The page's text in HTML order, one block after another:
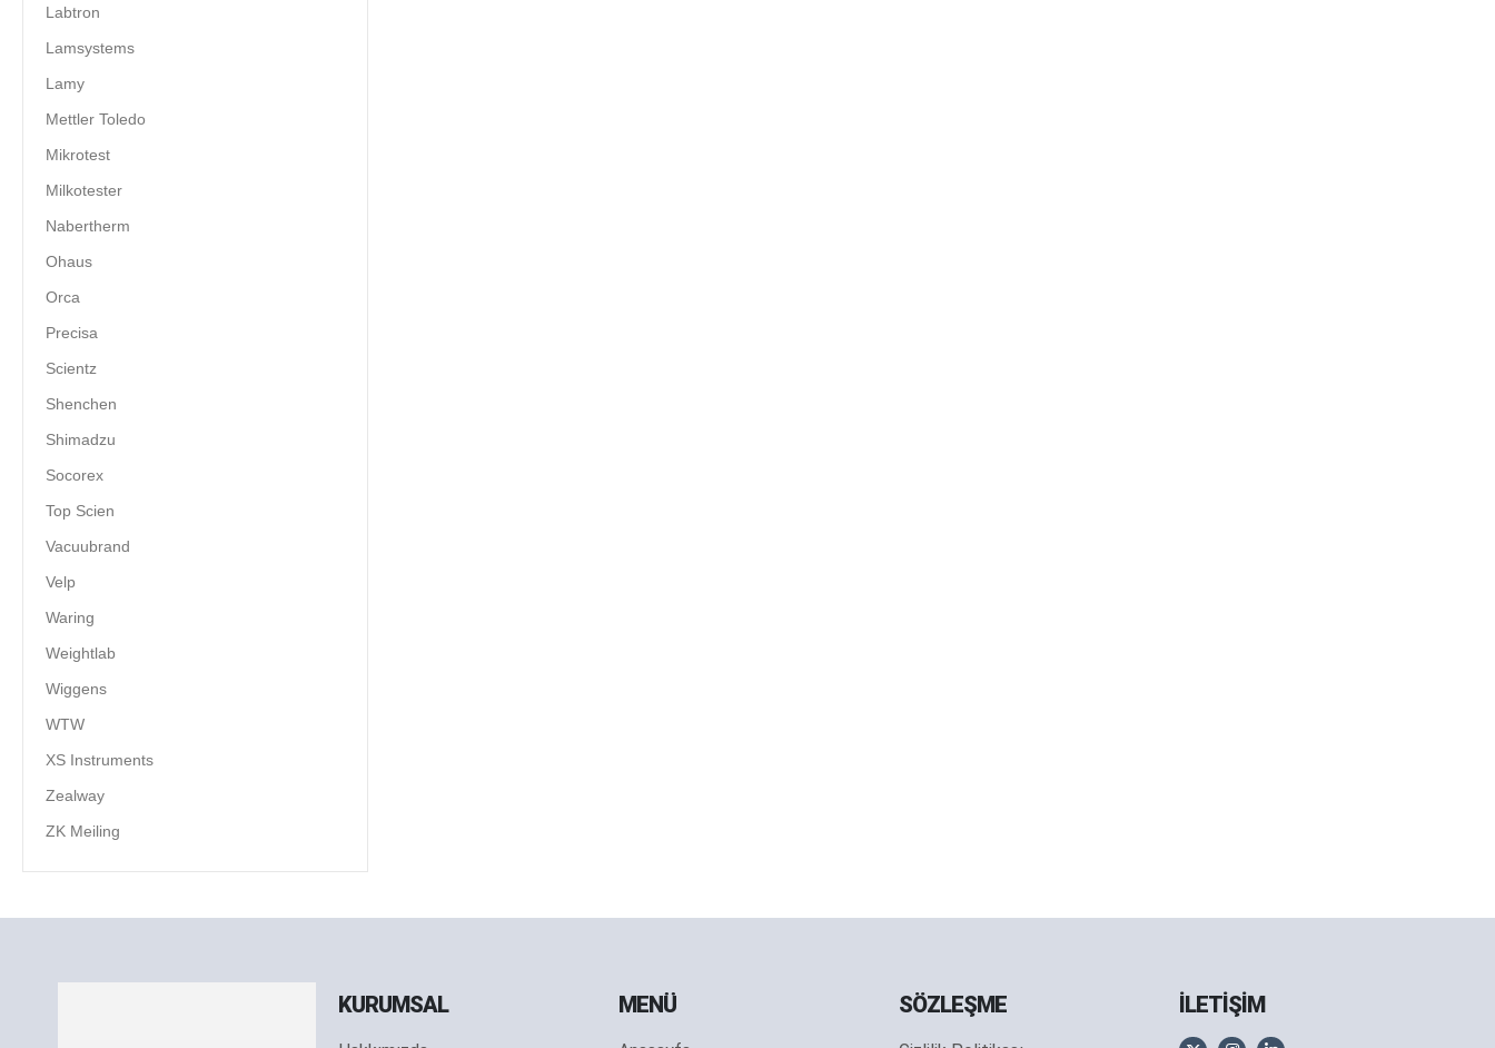
Labtron
Lamsystems
Lamy
Mettler Toledo
Mikrotest
Milkotester
Nabertherm
Ohaus
Orca
Precisa
Scientz
Shenchen
Shimadzu
Socorex
Top Scien
Vacuubrand
Velp
Waring
Weightlab
Wiggens
WTW
XS Instruments
Zealway
ZK Meiling
KURUMSAL MENÜ SÖZLEŞME İLETİŞİM